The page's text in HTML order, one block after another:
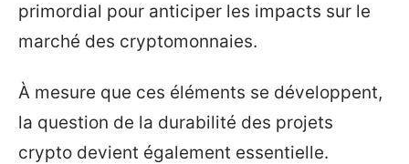
primordial pour anticiper les impacts sur le
marché des cryptomonnaies.
À mesure que ces éléments se développent,
la question de la durabilité des projets
crypto devient également essentielle.